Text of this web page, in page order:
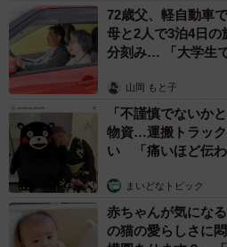
72歳父、軽自動車
母と2人で3泊4日
分刻み… 「大学生
山岡 もと子
「不謹慎でないか
物資…運搬トラッ
い 「痛いほど伝わ
まいどなトピック
赤ちゃんが気にな
の猫の愛らしさに